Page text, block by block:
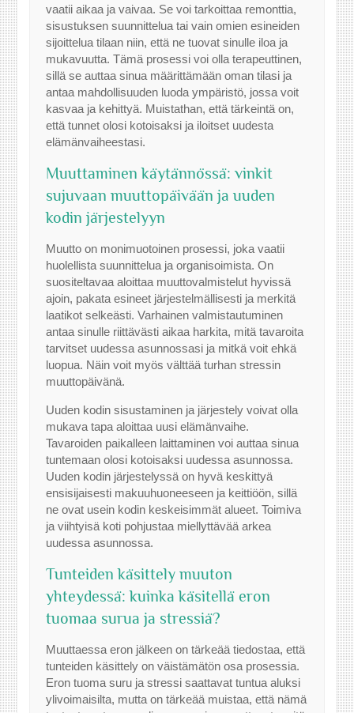
vaatii aikaa ja vaivaa. Se voi tarkoittaa remonttia,
sisustuksen suunnittelua tai vain omien esineiden
sijoittelua tilaan niin, että ne tuovat sinulle iloa ja
mukavuutta. Tämä prosessi voi olla terapeuttinen,
sillä se auttaa sinua määrittämään oman tilasi ja
antaa mahdollisuuden luoda ympäristö, jossa voit
kasvaa ja kehittyä. Muistathan, että tärkeintä on,
että tunnet olosi kotoisaksi ja iloitset uudesta
elämänvaiheestasi.
Muuttaminen käytännössä: vinkit
sujuvaan muuttopäivään ja uuden
kodin järjestelyyn
Muutto on monimuotoinen prosessi, joka vaatii
huolellista suunnittelua ja organisoimista. On
suositeltavaa aloittaa muuttovalmistelut hyvissä
ajoin, pakata esineet järjestelmällisesti ja merkitä
laatikot selkeästi. Varhainen valmistautuminen
antaa sinulle riittävästi aikaa harkita, mitä tavaroita
tarvitset uudessa asunnossasi ja mitkä voit ehkä
luopua. Näin voit myös välttää turhan stressin
muuttopäivänä.
Uuden kodin sisustaminen ja järjestely voivat olla
mukava tapa aloittaa uusi elämänvaihe.
Tavaroiden paikalleen laittaminen voi auttaa sinua
tuntemaan olosi kotoisaksi uudessa asunnossa.
Uuden kodin järjestelyssä on hyvä keskittyä
ensisijaisesti makuuhuoneeseen ja keittiöön, sillä
ne ovat usein kodin keskeisimmät alueet. Toimiva
ja viihtyisä koti pohjustaa miellyttävää arkea
uudessa asunnossa.
Tunteiden käsittely muuton
yhteydessä: kuinka käsitellä eron
tuomaa surua ja stressiä?
Muuttaessa eron jälkeen on tärkeää tiedostaa, että
tunteiden käsittely on väistämätön osa prosessia.
Eron tuoma suru ja stressi saattavat tuntua aluksi
ylivoimaisilta, mutta on tärkeää muistaa, että nämä